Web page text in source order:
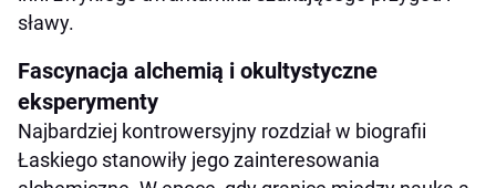
sławy.
Fascynacja alchemią i okultystyczne
eksperymenty
Najbardziej kontrowersyjny rozdział w biografii
Łaskiego stanowiły jego zainteresowania